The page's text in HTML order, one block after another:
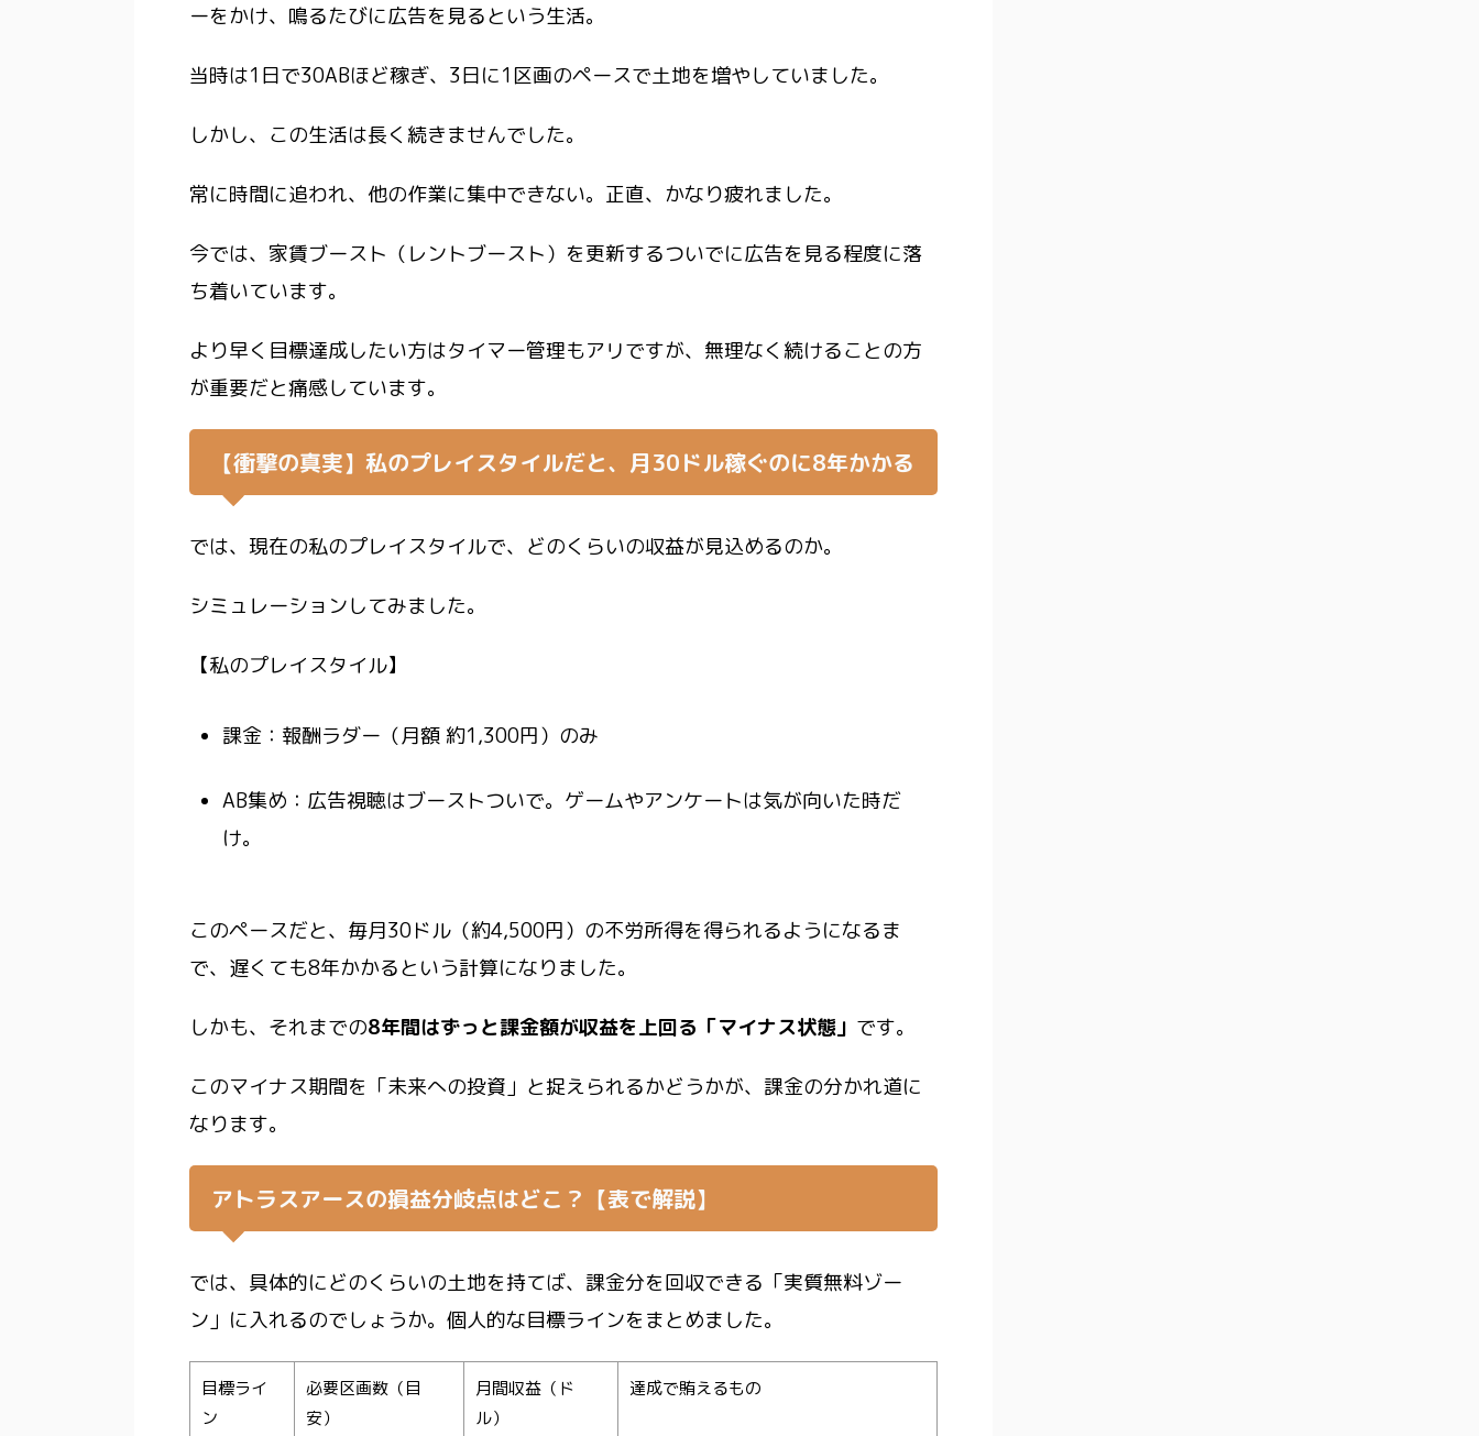
ーをかけ、鳴るたびに広告を見るという生活。
当時は1日で30ABほど稼ぎ、3日に1区画のペースで土地を増やしていました。
しかし、この生活は長く続きませんでした。
常に時間に追われ、他の作業に集中できない。正直、かなり疲れました。
今では、家賃ブースト（レントブースト）を更新するついでに広告を見る程度に落
ち着いています。
より早く目標達成したい方はタイマー管理もアリですが、 無理なく続けることの方
が重要だと痛感しています。
【衝撃の真実】私のプレイスタイルだと、月30ドル稼ぐのに8年かかる
では、現在の私のプレイスタイルで、どのくらいの収益が見込めるのか。
シミュレーションしてみました。
【私のプレイスタイル】
課金：報酬ラダー（月額 約1,300円）のみ
AB集め：広告視聴はブーストついで。ゲームやアンケートは気が向いた時だ
け。
このペースだと、 毎月30ドル（約4,500円）の不労所得を得られるようになるま
で、 遅くても8年かかるという計算になりました。
しかも、それまでの8年間はずっと課金額が収益を上回る「マイナス状態」 です。
このマイナス期間を「未来への投資」と捉えられるかどうかが、課金の分かれ道に
なります。
アトラスアースの損益分岐点はどこ？【表で解説】
では、具体的にどのくらいの土地を持てば、課金分を回収できる「実質無料ゾー
ン」に入れるのでしょうか。個人的な目標ラインをまとめました。
目標ライ
ン
必要区画数（目
安）
月間収益（ド
ル）
達成で賄えるもの